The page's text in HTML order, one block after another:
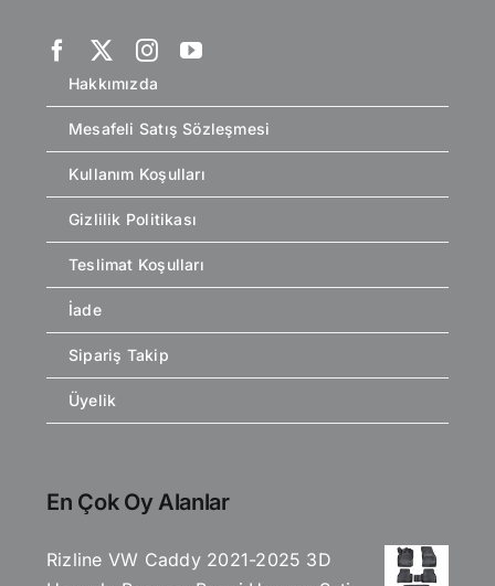
Hakkımızda
Mesafeli Satış Sözleşmesi
Kullanım Koşulları
Gizlilik Politikası
Teslimat Koşulları
İade
Sipariş Takip
Üyelik
En Çok Oy Alanlar
Rizline VW Caddy 2021-2025 3D